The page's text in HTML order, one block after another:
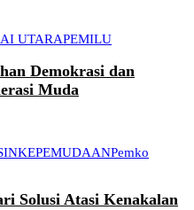
UTARAPEMILU
Demokrasi dan
Muda
KEPEMUDAANPemko
Solusi Atasi Kenakalan